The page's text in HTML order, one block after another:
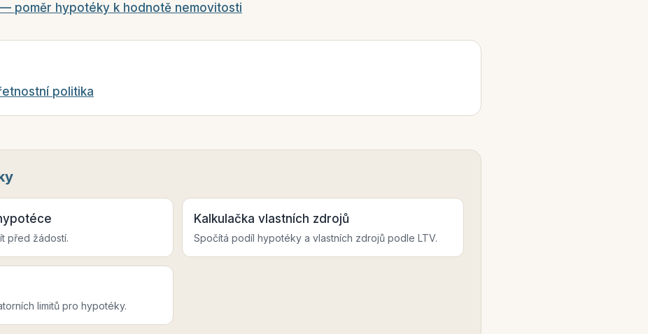
— poměr hypotéky k hodnotě nemovitosti
politika
před žádostí.
Kalkulačka vlastních zdrojů
Spočítá podíl hypotéky a vlastních zdrojů podle LTV.
limitů pro hypotéky.